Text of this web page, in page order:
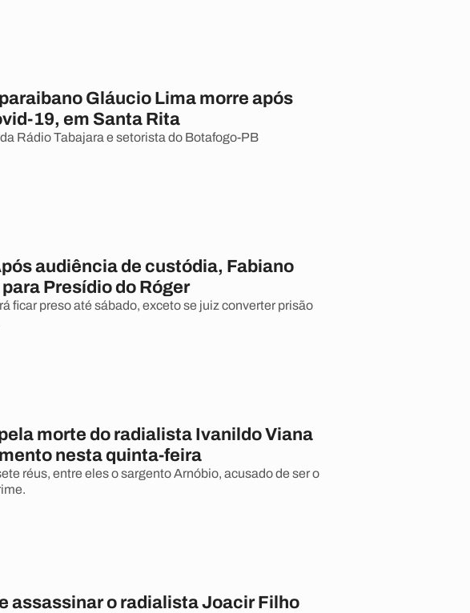
Gláucio Lima morre após
19, em Santa Rita
Rádio Tabajara e setorista do Botafogo-PB
audiência de custódia, Fabiano
Presídio do Róger
ficar preso até sábado, exceto se juiz converter prisão
morte do radialista Ivanildo Viana
nesta quinta-feira
réus, entre eles o sargento Arnóbio, acusado de ser o
assassinar o radialista Joacir Filho